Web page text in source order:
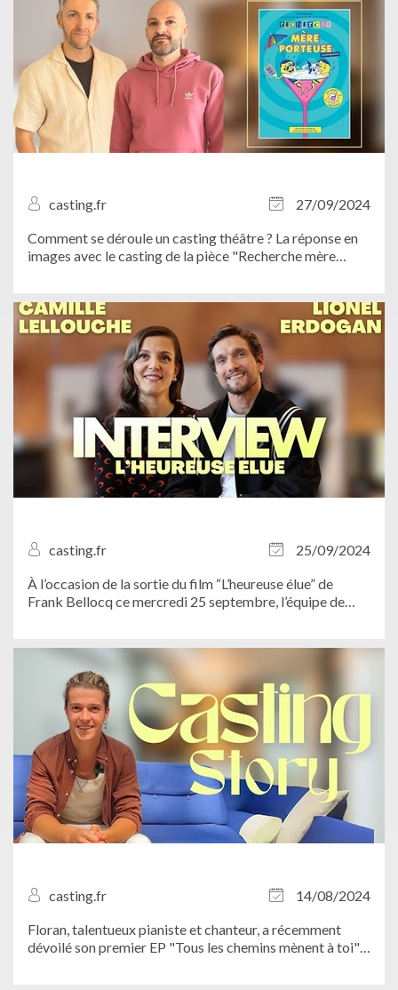
casting.fr
27/09/2024
Comment se déroule un casting théâtre ? La réponse en
images avec le casting de la pièce "Recherche mère
des Miroirs...
casting.fr
25/09/2024
À l’occasion de la sortie du film “L’heureuse élue” de
Frank Bellocq ce mercredi 25 septembre, l’équipe de
casting.fr
14/08/2024
Floran, talentueux pianiste et chanteur, a récemment
dévoilé son premier EP "Tous les chemins mènent à toi".